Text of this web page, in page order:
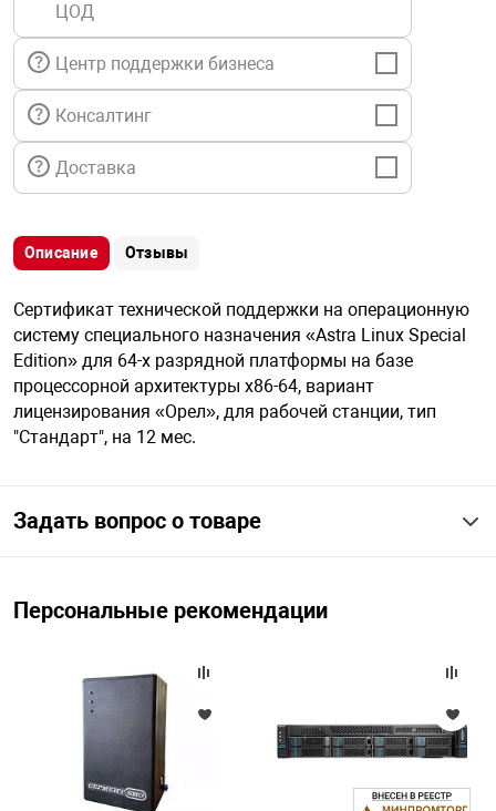
техника
автомобили
информации
средства охраны
ключи
безопасность
ЦОД
Центр поддержки бизнеса
Консалтинг
Доставка
Описание Отзывы
Сертификат технической поддержки на операционную
систему специального назначения «Astra Linux Special
Edition» для 64-х разрядной платформы на базе
процессорной архитектуры x86-64, вариант
лицензирования «Орел», для рабочей станции, тип
"Стандарт", на 12 мес.
Задать вопрос о товаре
Персональные рекомендации